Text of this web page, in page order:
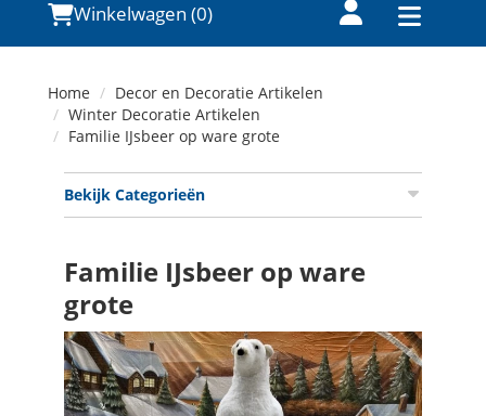
Winkelwagen (0)
Home
Decor en Decoratie Artikelen
Winter Decoratie Artikelen
Familie IJsbeer op ware grote
Bekijk Categorieën
Familie IJsbeer op ware
grote